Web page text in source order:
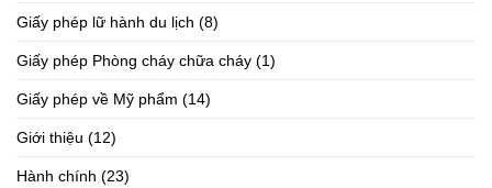
Giấy phép lữ hành du lịch (8)
Giấy phép Phòng cháy chữa cháy (1)
Giấy phép về Mỹ phẩm (14)
Giới thiệu (12)
Hành chính (23)